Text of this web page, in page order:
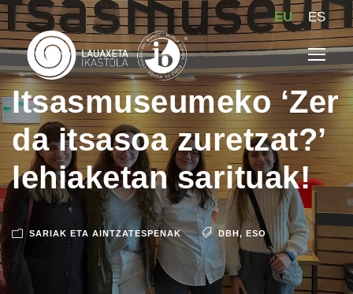
EU ES
Itsasmuseumeko ‘Zer
da itsasoa zuretzat?’
lehiaketan sarituak!
SARIAK ETA AINTZATESPENAK DBH, ESO